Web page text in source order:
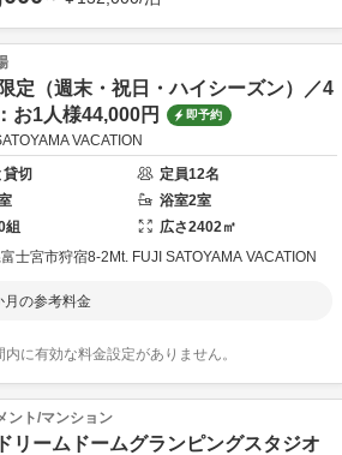
定（週末・祝日・ハイシーズン）／4
お1人様44,000円
即予約
VACATION
切
定員12名
浴室2室
組 広さ2402㎡
富士宮市狩宿8-2 Mt. FUJI SATOYAMA VACATION
月の参考料金
内に有効な料金設定がありません。
ント/マンション
リームドームグランピングスタジオ